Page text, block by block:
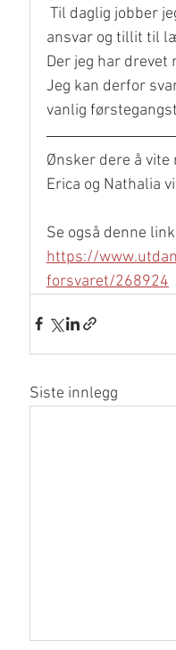
ansvar og tillit til
Der jeg har
Jeg kan derfor
vanlig
Ønsker dere å
Erica og Nathalia
Se også denne
https://
forsvaret/268924
Siste innlegg